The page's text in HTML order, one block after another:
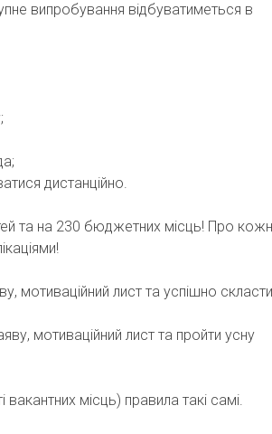
випробування відбуватиметься в
дистанційно.
та на 230 бюджетних місць! Про
мотиваційний лист та успішно скласти
мотиваційний лист та пройти усну
місць) правила такі самі.